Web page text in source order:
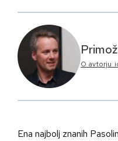
O
Ena najbolj znanih